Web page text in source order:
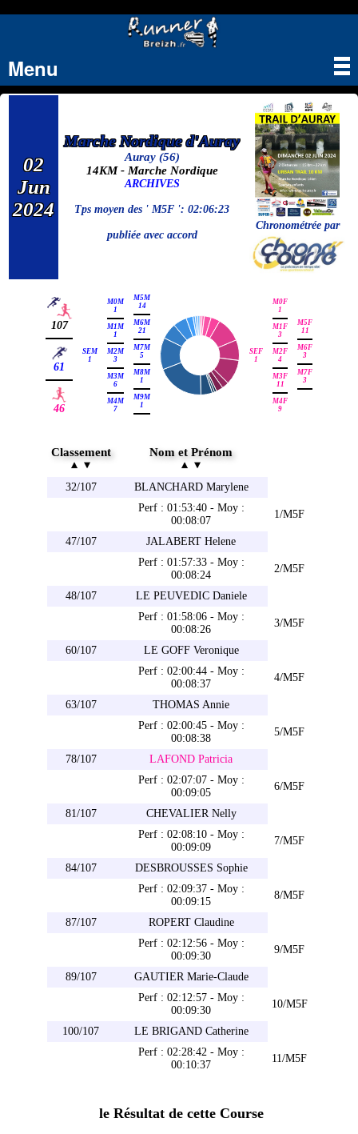
Menu
02
Jun
2024
Marche Nordique d'Auray
Auray (56)
14KM - Marche Nordique
ARCHIVES
Tps moyen des ' M5F ': 02:06:23
publiée avec accord
Chronométrée par
107
61
46
SEM
1
M0M
1
M1M
1
M2M
3
M3M
6
M4M
7
M5M
14
M6M
21
M7M
5
M8M
1
M9M
1
SEF
1
M0F
1
M1F
3
M2F
4
M3F
11
M4F
9
M5F
11
M6F
3
M7F
3
Classement Nom et Prénom
32/107
BLANCHARD Marylene
Perf : 01:53:40 - Moy :
00:08:07
1/M5F
47/107
JALABERT Helene
Perf : 01:57:33 - Moy :
00:08:24
2/M5F
48/107
LE PEUVEDIC Daniele
Perf : 01:58:06 - Moy :
00:08:26
3/M5F
60/107
LE GOFF Veronique
Perf : 02:00:44 - Moy :
00:08:37
4/M5F
63/107
THOMAS Annie
Perf : 02:00:45 - Moy :
00:08:38
5/M5F
78/107
LAFOND Patricia
Perf : 02:07:07 - Moy :
00:09:05
6/M5F
81/107
CHEVALIER Nelly
Perf : 02:08:10 - Moy :
00:09:09
7/M5F
84/107
DESBROUSSES Sophie
Perf : 02:09:37 - Moy :
00:09:15
8/M5F
87/107
ROPERT Claudine
Perf : 02:12:56 - Moy :
00:09:30
9/M5F
89/107
GAUTIER Marie-Claude
Perf : 02:12:57 - Moy :
00:09:30
10/M5F
100/107
LE BRIGAND Catherine
Perf : 02:28:42 - Moy :
00:10:37
11/M5F
le Résultat de cette Course